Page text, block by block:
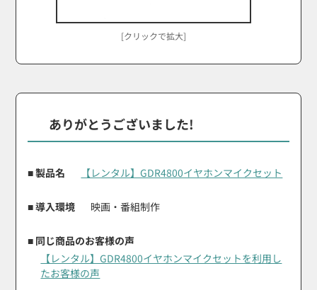
[クリックで拡大]
ありがとうございました!
■ 製品名 【レンタル】GDR4800イヤホンマイクセット
■ 導入環境 映画・番組制作
■ 同じ商品のお客様の声
【レンタル】GDR4800イヤホンマイクセットを利用し
たお客様の声